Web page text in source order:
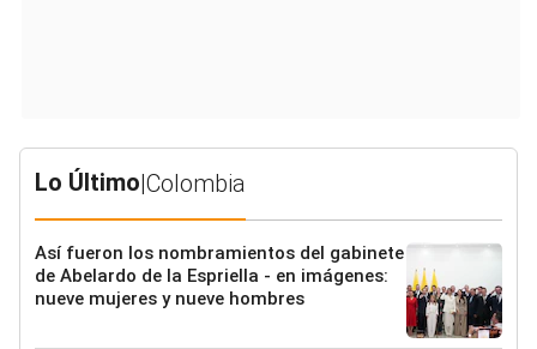
Lo Último|Colombia
Así fueron los nombramientos del gabinete
de Abelardo de la Espriella - en imágenes:
nueve mujeres y nueve hombres